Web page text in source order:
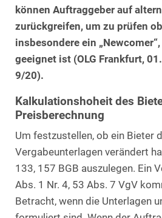
können Auftraggeber auf
zurückgreifen, um zu prüfen
insbesondere ein
geeignet ist (OLG Frankfurt,
9/20).
Kalkulationshoheit des
Preisberechnung
Um festzustellen, ob ein Bieter
Vergabeunterlagen verändert
133, 157 BGB auszulegen. Ein
Abs. 1 Nr. 4, 53 Abs. 7 VgV
Betracht, wenn die Unterlagen